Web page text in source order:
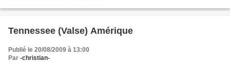
Tennessee (Valse) Amérique
Publié le 20/08/2009 à 13:00
Par -christian-